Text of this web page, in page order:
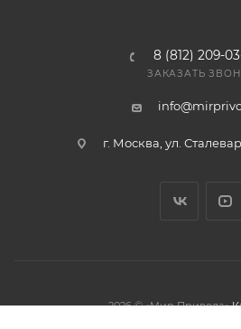
8 (812) 209-
ЗАКАЗАТЬ
г. Москва, ул.
2026 © «Мир Привода»